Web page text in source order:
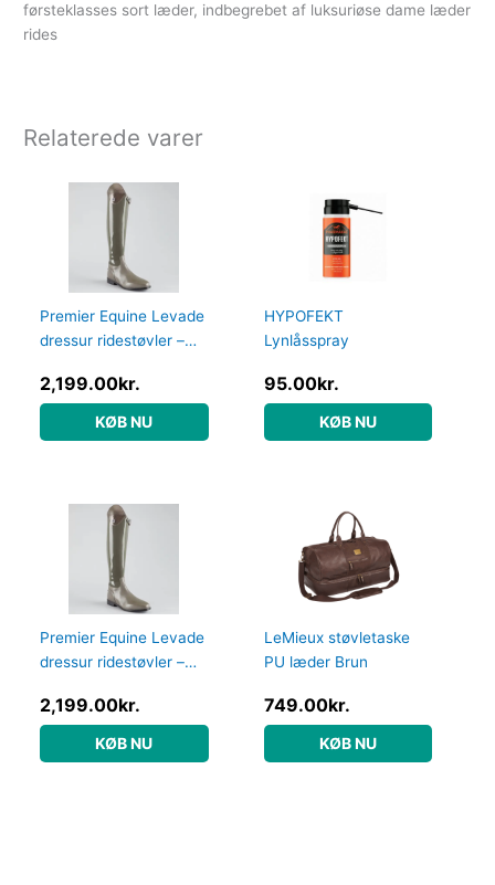
førsteklasses sort læder, indbegrebet af luksuriøse dame læder
rides
Relaterede varer
Premier Equine Levade
dressur ridestøvler –
2,199.00kr.
KØB NU
HYPOFEKT
Lynlåsspray
95.00kr.
KØB NU
Premier Equine Levade
dressur ridestøvler –
2,199.00kr.
KØB NU
LeMieux støvletaske
PU læder Brun
749.00kr.
KØB NU